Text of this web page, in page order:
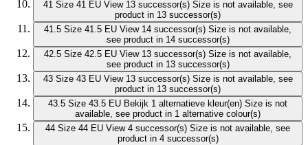
41 Size 41 EU View 13 successor(s) Size is not available, see
product in 13 successor(s)
41.5 Size 41.5 EU View 14 successor(s) Size is not available,
see product in 14 successor(s)
42.5 Size 42.5 EU View 13 successor(s) Size is not available,
see product in 13 successor(s)
43 Size 43 EU View 13 successor(s) Size is not available, see
product in 13 successor(s)
43.5 Size 43.5 EU Bekijk 1 alternatieve kleur(en) Size is not
available, see product in 1 alternative colour(s)
44 Size 44 EU View 4 successor(s) Size is not available, see
product in 4 successor(s)